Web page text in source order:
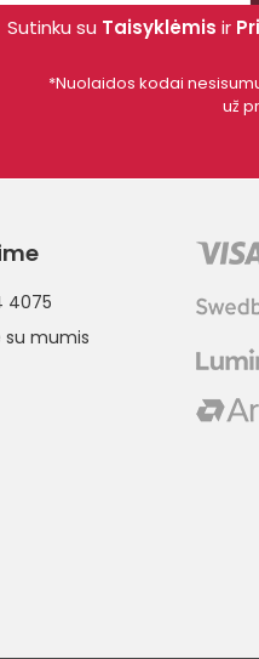
Sutinku su Taisyklėmis ir
*Nuolaidos kodai
už
4075
su mumis